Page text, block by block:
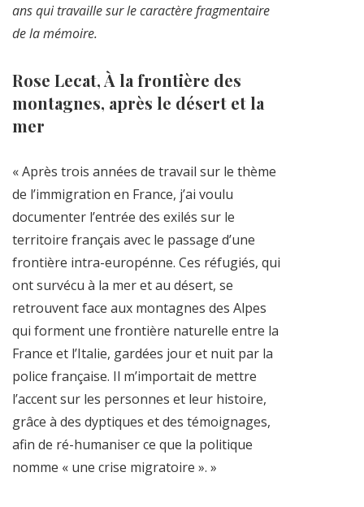
ans qui travaille sur le caractère fragmentaire
de la mémoire.
Rose Lecat, À la frontière des
montagnes, après le désert et la
mer
« Après trois années de travail sur le thème
de l’immigration en France, j’ai voulu
documenter l’entrée des exilés sur le
territoire français avec le passage d’une
frontière intra-europénne. Ces réfugiés, qui
ont survécu à la mer et au désert, se
retrouvent face aux montagnes des Alpes
qui forment une frontière naturelle entre la
France et l’Italie, gardées jour et nuit par la
police française. Il m’importait de mettre
l’accent sur les personnes et leur histoire,
grâce à des dyptiques et des témoignages,
afin de ré-humaniser ce que la politique
nomme « une crise migratoire ». »